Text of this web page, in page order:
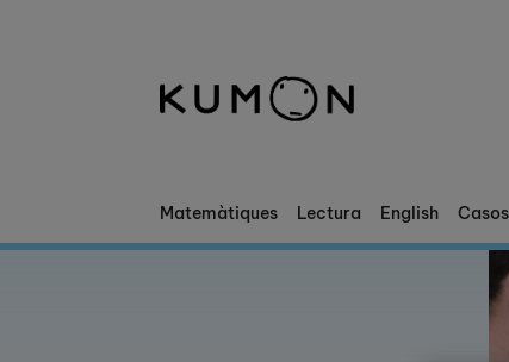
Matemàtiques Lectura English
Et donem la benvinguda a Kumon
La història de Kumon